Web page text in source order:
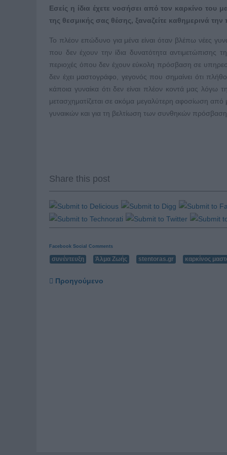
Εσείς η ίδια έχετε νοσήσει από τον καρκίνο
της θεσμικής σας θέσης, ξαναζείτε καθημερινά
Το πλέον επώδυνο για μένα είναι όταν βλέπω νέες
που δεν έχουν την ίδια δυνατότητα αντιμετώπισης
περιοχές όπου δεν έχουν εύκολη πρόσβαση σε
δεν έχει μαστογράφο, γεγονός που σημαίνει ότι
κάποια γυναίκα ότι δεν είναι πλέον κοντά μας
μετασχηματίζεται σε ακόμα μεγαλύτερη αφοσίωση
γυναικών και για τη βελτίωση των συνθηκών
Share this post
Facebook Social Comments
συνέντευξη Άλμα Ζωής stentoras.gr καρκίνος
Προηγούμενο